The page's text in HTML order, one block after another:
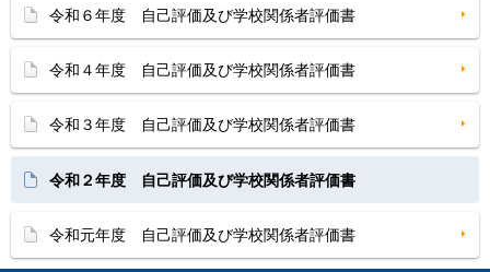
令和６年度 自己評価及び学校関係者評価書
令和４年度 自己評価及び学校関係者評価書
令和３年度 自己評価及び学校関係者評価書
令和２年度 自己評価及び学校関係者評価書
令和元年度 自己評価及び学校関係者評価書